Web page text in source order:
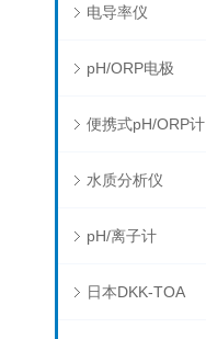
电导率仪
pH/ORP电极
便携式pH/ORP计
水质分析仪
pH/离子计
日本DKK-TOA